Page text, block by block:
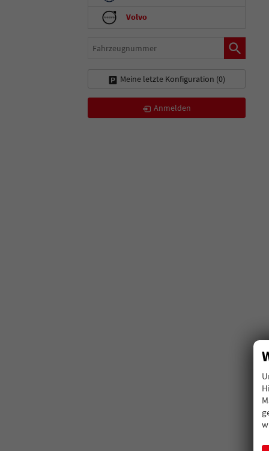
Volvo
Fahrzeugnummer
Meine letzte Konfiguration (0)
Anmelden